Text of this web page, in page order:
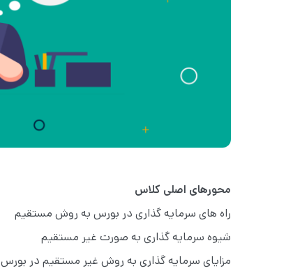
محورهای اصلی کلاس
راه های سرمایه گذاری در بورس به روش مستقیم
شیوه سرمایه گذاری به صورت غیر مستقیم
مزایای سرمایه گذاری به روش غیر مستقیم در بورس